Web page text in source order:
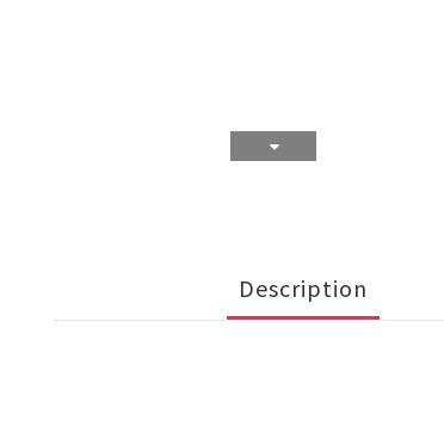
Description